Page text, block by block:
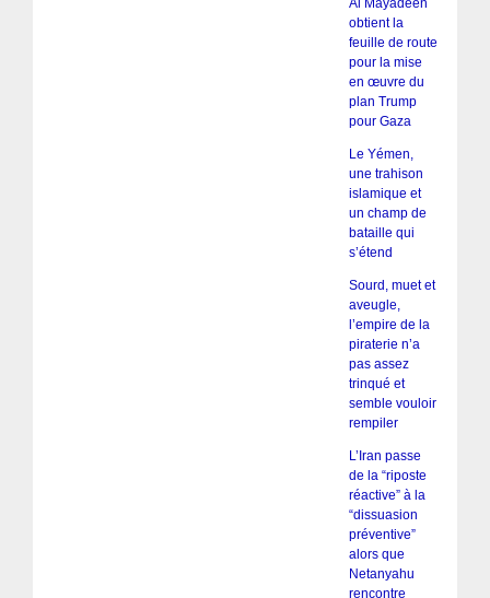
Al Mayadeen
obtient la
feuille de route
pour la mise
en œuvre du
plan Trump
pour Gaza
Le Yémen,
une trahison
islamique et
un champ de
bataille qui
s’étend
Sourd, muet et
aveugle,
l’empire de la
piraterie n’a
pas assez
trinqué et
semble vouloir
rempiler
L’Iran passe
de la “riposte
réactive” à la
“dissuasion
préventive”
alors que
Netanyahu
rencontre